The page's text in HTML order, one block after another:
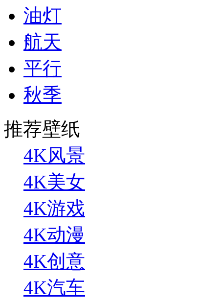
油灯
航天
平行
秋季
推荐壁纸
4K风景
4K美女
4K游戏
4K动漫
4K创意
4K汽车